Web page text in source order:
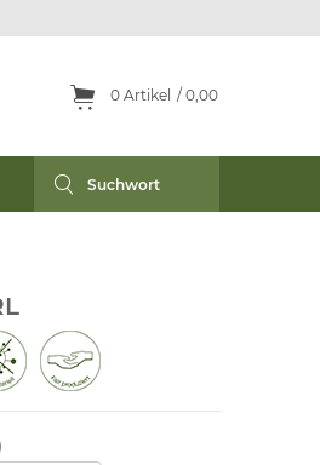
0 Artikel 0,00